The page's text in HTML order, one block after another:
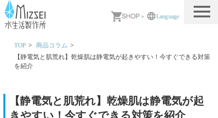
» Language
TOP
商品コラム
【静電気と肌荒れ】乾燥肌は静電気が起きやすい！今すぐできる対策
を紹介
【静電気と肌荒れ】乾燥肌は静電気が起
きやすい！今すぐできる対策を紹介